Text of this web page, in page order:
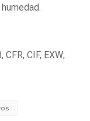
CIF, EXW;